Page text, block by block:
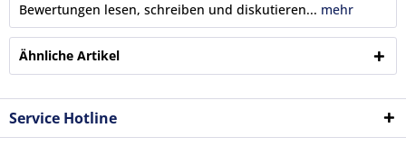
Bewertungen lesen, schreiben und diskutieren... mehr
Ähnliche Artikel
Service Hotline